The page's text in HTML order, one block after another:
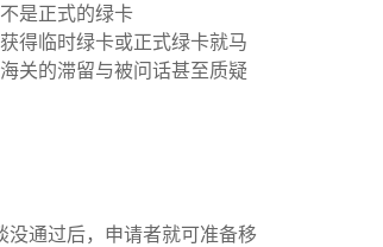
是正式的绿卡
得临时绿卡或正式绿卡就马
关的滞留与被问话甚至质疑
通过后，申请者就可准备移